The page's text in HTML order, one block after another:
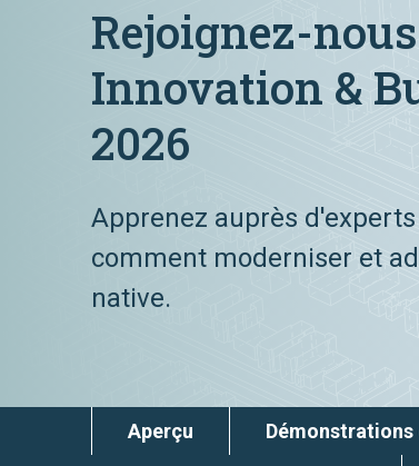
Rejoignez-
Innovation &
2026
Apprenez auprès
comment moderniser et
native.
Aperçu